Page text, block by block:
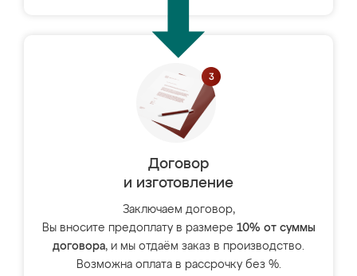
Договор
и изготовление
Заключаем договор,
Вы вносите предоплату в размере 10% от суммы
договора, и мы отдаём заказ в производство.
Возможна оплата в рассрочку без %.